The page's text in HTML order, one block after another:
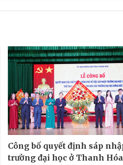
Công bố quyết định sáp
trường đại học ở Thanh Hóa